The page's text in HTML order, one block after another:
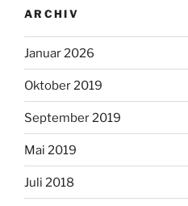
ARCHIV
Januar 2026
Oktober 2019
September 2019
Mai 2019
Juli 2018